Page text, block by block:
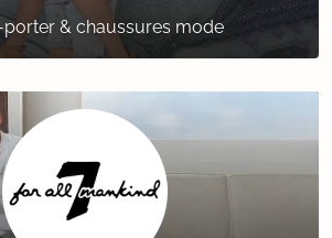
& chaussures mode